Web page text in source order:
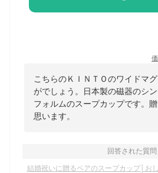
こちらのＫＩＮＴＯのワイドマ
がでしょう。日本製の磁器のシ
フォルムのスープカップです。
思います。
回答された質問
結婚祝いに贈るペアのスープカップ│お